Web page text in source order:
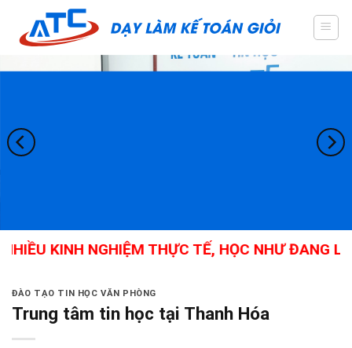
content
KINH NGHIỆM THỰC TẾ, HỌC NHƯ ĐANG
ĐÀO TẠO TIN HỌC VĂN PHÒNG
Trung tâm tin học tại Thanh Hóa